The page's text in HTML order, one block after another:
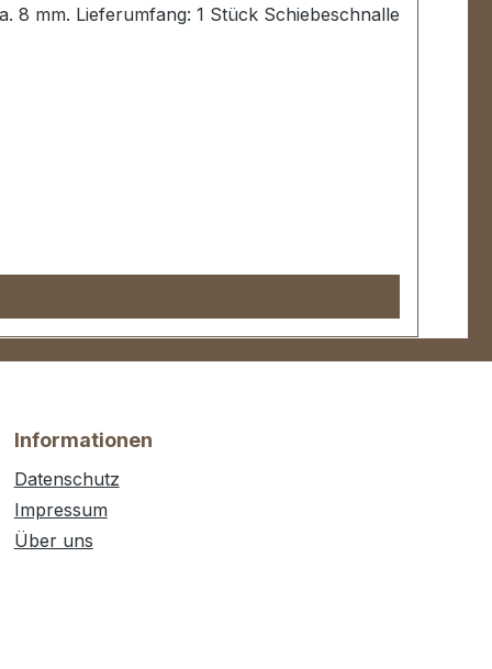
8 mm. Lieferumfang: 1 Stück Schiebeschnalle
Informationen
Datenschutz
Impressum
Über uns